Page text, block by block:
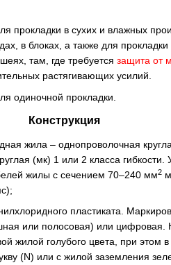
прокладки в сухих и влажных
в блоках, а также для
там, где требуется защита от
растягивающих усилий.
одиночной прокладки.
Конструкция
жила – однопроволочная
(мк) 1 или 2 класса гибкости.
жилы с сечением 70–240 мм2
пластиката.
или полосовая) или цифровая.
жилой голубого цвета, при этом
(N) или с жилой заземления